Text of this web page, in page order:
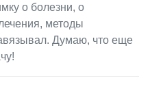
о болезни, о
методы
Думаю, что еще